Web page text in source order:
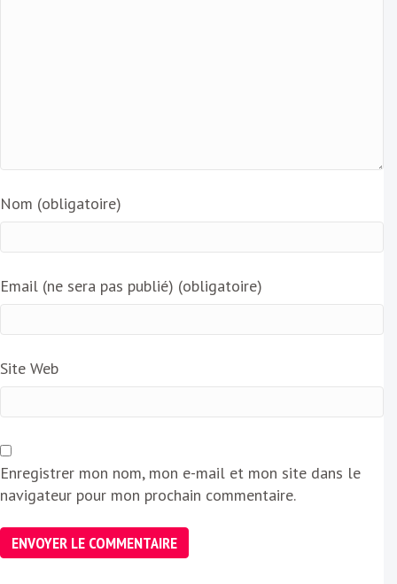
Nom (obligatoire)
Email (ne sera pas publié) (obligatoire)
Site Web
Enregistrer mon nom, mon e-mail et mon site dans le
navigateur pour mon prochain commentaire.